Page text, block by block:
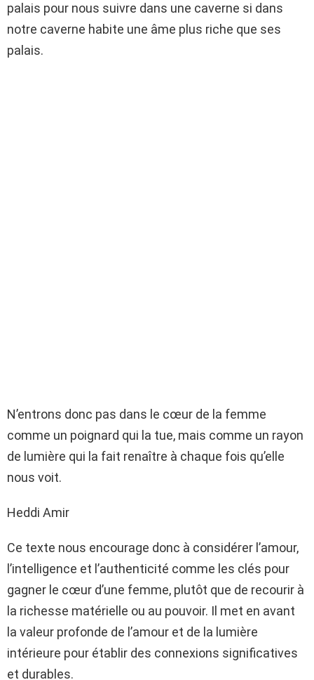
palais pour nous suivre dans une caverne si dans
notre caverne habite une âme plus riche que ses
palais.
N’entrons donc pas dans le cœur de la femme
comme un poignard qui la tue, mais comme un rayon
de lumière qui la fait renaître à chaque fois qu’elle
nous voit.
Heddi Amir
Ce texte nous encourage donc à considérer l’amour,
l’intelligence et l’authenticité comme les clés pour
gagner le cœur d’une femme, plutôt que de recourir à
la richesse matérielle ou au pouvoir. Il met en avant
la valeur profonde de l’amour et de la lumière
intérieure pour établir des connexions significatives
et durables.